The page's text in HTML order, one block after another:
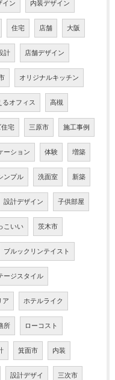
イン 内装デザイン
住宅 店舗 大阪
計 店舗デザイン
オリジナルキッチン
るオフィス 高槻
宅 三原市 施工事例
ーション 体験 増築
ンプル 洗面室 新築
設計デザイン 子供部屋
こいい 茨木市
ブルックリンテイスト
ージスタイル
ア ホテルライク
所 ローコスト
箕面市 内装
設計デザイ 三次市